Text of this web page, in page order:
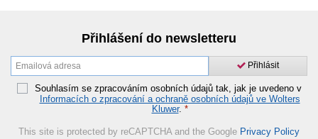
Přihlášení do newsletteru
Přihlásit
Souhlasím se zpracováním osobních údajů tak, jak je uvedeno v
Informacích o zpracování a ochraně osobních údajů ve Wolters
Kluwer. *
This site is protected by reCAPTCHA and the Google Privacy Policy